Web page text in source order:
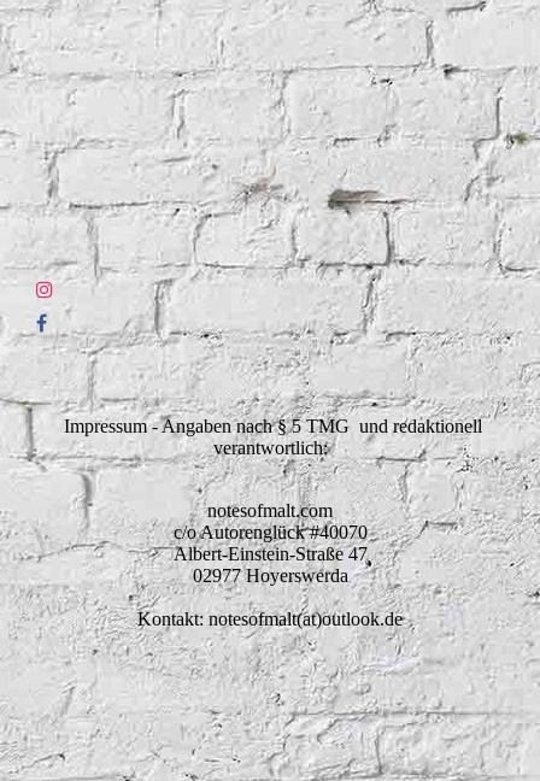
Impressum - Angaben nach § 5 TMG und redaktionell
verantwortlich:
notesofmalt.com
c/o Autorenglück #40070
Albert-Einstein-Straße 47
02977 Hoyerswerda
Kontakt: notesofmalt(at)outlook.de